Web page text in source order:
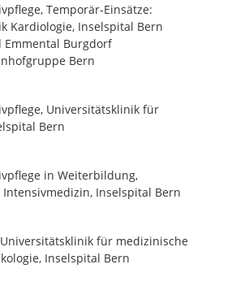
Temporär-Einsätze:
Kardiologie, Inselspital Bern
Emmental Burgdorf
Bern
Universitätsklinik für
Bern
in Weiterbildung,
Inselspital Bern
für medizinische
Inselspital Bern